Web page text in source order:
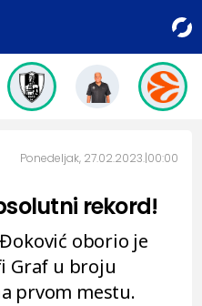
Ponedeljak, 27.02.2023. 00:00
rekord!
oborio je
Graf u broju
prvom mestu.